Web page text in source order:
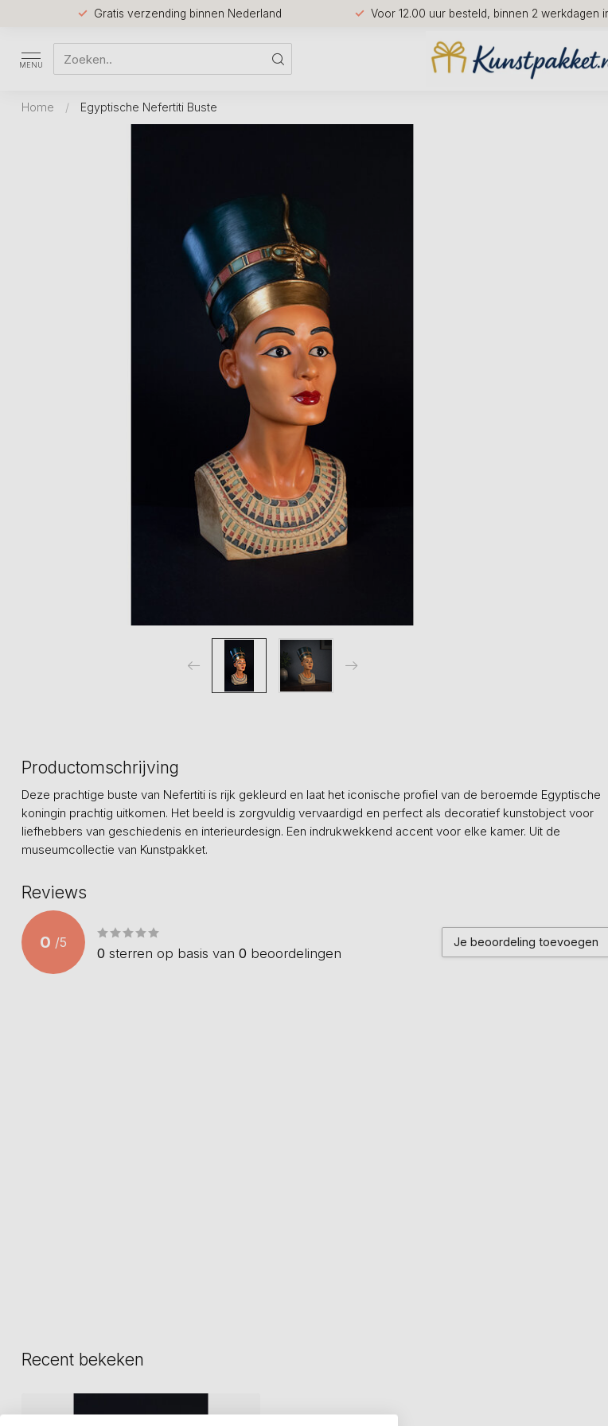
Gratis verzending binnen Nederland Voor 12.00 uur besteld, binnen 2 werkdagen
MENU
Home / Egyptische Nefertiti Buste
Productomschrijving
Deze prachtige buste van Nefertiti is rijk gekleurd en laat het iconische profiel van de beroemde Egyptische
koningin prachtig uitkomen. Het beeld is zorgvuldig vervaardigd en perfect als decoratief kunstobject voor
liefhebbers van geschiedenis en interieurdesign. Een indrukwekkend accent voor elke kamer. Uit de
museumcollectie van Kunstpakket.
Reviews
0 /5
0 sterren op basis van 0 beoordelingen
Je beoordeling toevoegen
Recent bekeken